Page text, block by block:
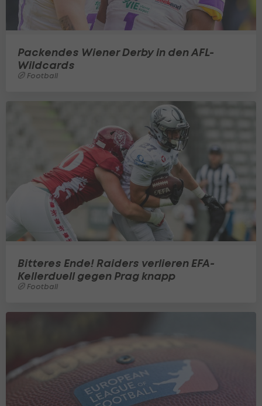
Packendes Wiener Derby in den AFL-
Wildcards
Football
Bitteres Ende! Raiders verlieren EFA-
Kellerduell gegen Prag knapp
Football